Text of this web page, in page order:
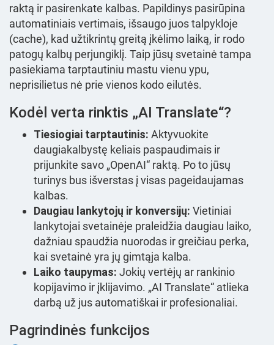
raktą ir pasirenkate kalbas. Papildinys pasirūpina
automatiniais vertimais, išsaugo juos talpykloje
(cache), kad užtikrintų greitą įkėlimo laiką, ir rodo
patogų kalbų perjungiklį. Taip jūsų svetainė tampa
pasiekiama tarptautiniu mastu vienu ypu,
neprisilietus nė prie vienos kodo eilutės.
Kodėl verta rinktis „AI Translate“?
Tiesiogiai tarptautinis: Aktyvuokite
daugiakalbystę keliais paspaudimais ir
prijunkite savo „OpenAI“ raktą. Po to jūsų
turinys bus išverstas į visas pageidaujamas
kalbas.
Daugiau lankytojų ir konversijų: Vietiniai
lankytojai svetainėje praleidžia daugiau laiko,
dažniau spaudžia nuorodas ir greičiau perka,
kai svetainė yra jų gimtąja kalba.
Laiko taupymas: Jokių vertėjų ar rankinio
kopijavimo ir įklijavimo. „AI Translate“ atlieka
darbą už jus automatiškai ir profesionaliai.
Pagrindinės funkcijos